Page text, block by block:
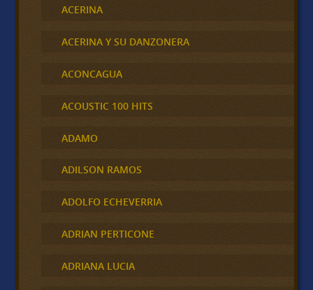
ACERINA
ACERINA Y SU DANZONERA
ACONCAGUA
ACOUSTIC 100 HITS
ADAMO
ADILSON RAMOS
ADOLFO ECHEVERRIA
ADRIAN PERTICONE
ADRIANA LUCIA